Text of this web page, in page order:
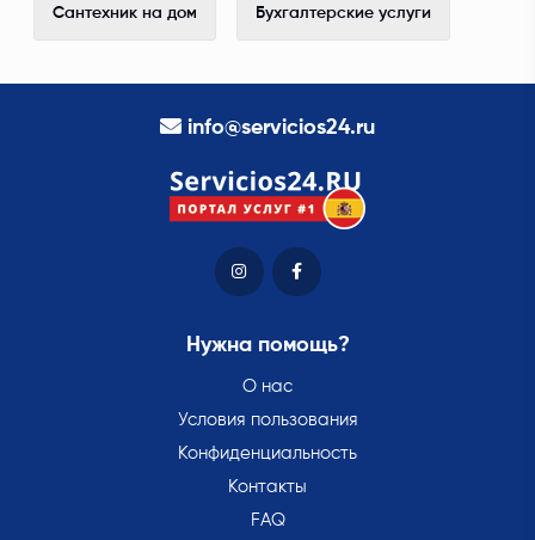
Сантехник на дом Бухгалтерские услуги
info@servicios24.ru
Нужна помощь?
О нас
Условия пользования
Конфиденциальность
Контакты
FAQ